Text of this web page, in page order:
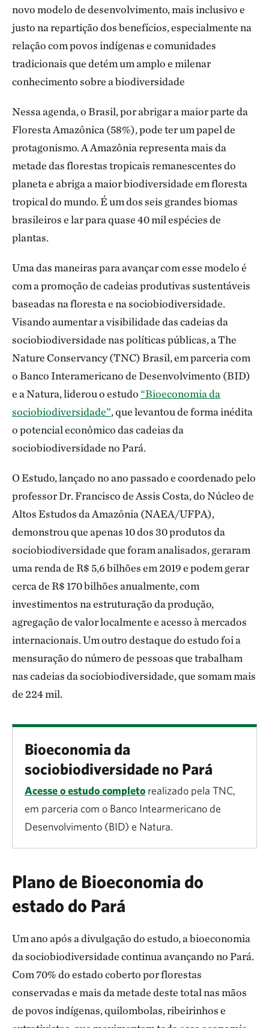
novo modelo de desenvolvimento, mais inclusivo e
justo na repartição dos benefícios, especialmente na
relação com povos indígenas e comunidades
tradicionais que detém um amplo e milenar
conhecimento sobre a biodiversidade
Nessa agenda, o Brasil, por abrigar a maior parte da
Floresta Amazônica (58%), pode ter um papel de
protagonismo. A Amazônia representa mais da
metade das florestas tropicais remanescentes do
planeta e abriga a maior biodiversidade em floresta
tropical do mundo. É um dos seis grandes biomas
brasileiros e lar para quase 40 mil espécies de
plantas.
Uma das maneiras para avançar com esse modelo é
com a promoção de cadeias produtivas sustentáveis
baseadas na floresta e na sociobiodiversidade.
Visando aumentar a visibilidade das cadeias da
sociobiodiversidade nas políticas públicas, a The
Nature Conservancy (TNC) Brasil, em parceria com
o Banco Interamericano de Desenvolvimento (BID)
e a Natura, liderou o estudo “Bioeconomia da
sociobiodiversidade”, que levantou de forma inédita
o potencial econômico das cadeias da
sociobiodiversidade no Pará.
O Estudo, lançado no ano passado e coordenado pelo
professor Dr. Francisco de Assis Costa, do Núcleo de
Altos Estudos da Amazônia (NAEA/UFPA),
demonstrou que apenas 10 dos 30 produtos da
sociobiodiversidade que foram analisados, geraram
uma renda de R$ 5,6 bilhões em 2019 e podem gerar
cerca de R$ 170 bilhões anualmente, com
investimentos na estruturação da produção,
agregação de valor localmente e acesso à mercados
internacionais. Um outro destaque do estudo foi a
mensuração do número de pessoas que trabalham
nas cadeias da sociobiodiversidade, que somam mais
de 224 mil.
Bioeconomia da
sociobiodiversidade no Pará
Acesse o estudo completo realizado pela TNC,
em parceria com o Banco Intearmericano de
Desenvolvimento (BID) e Natura.
Plano de Bioeconomia do
estado do Pará
Um ano após a divulgação do estudo, a bioeconomia
da sociobiodiversidade continua avançando no Pará.
Com 70% do estado coberto por florestas
conservadas e mais da metade deste total nas mãos
de povos indígenas, quilombolas, ribeirinhos e